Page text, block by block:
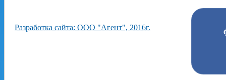
Разработка сайта: ООО "Агент", 2016г.